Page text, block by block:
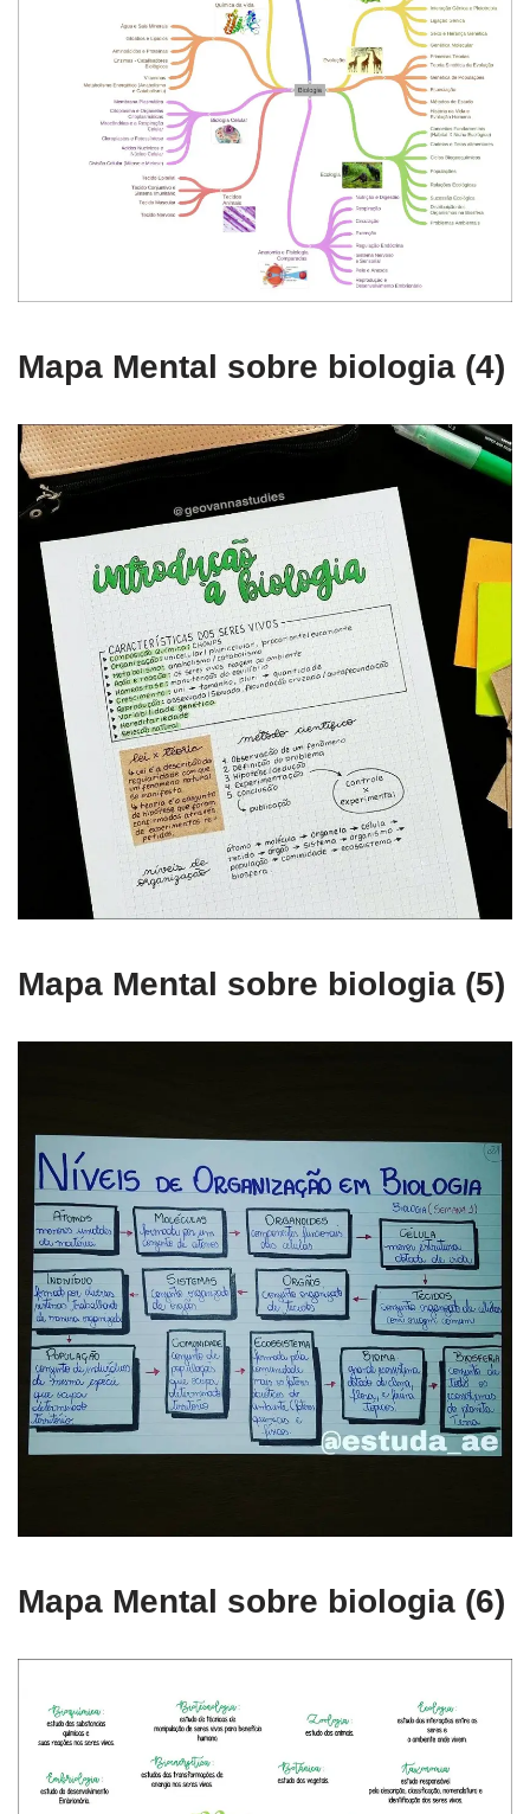
Mapa Mental sobre biologia (4)
Mapa Mental sobre biologia (5)
Mapa Mental sobre biologia (6)